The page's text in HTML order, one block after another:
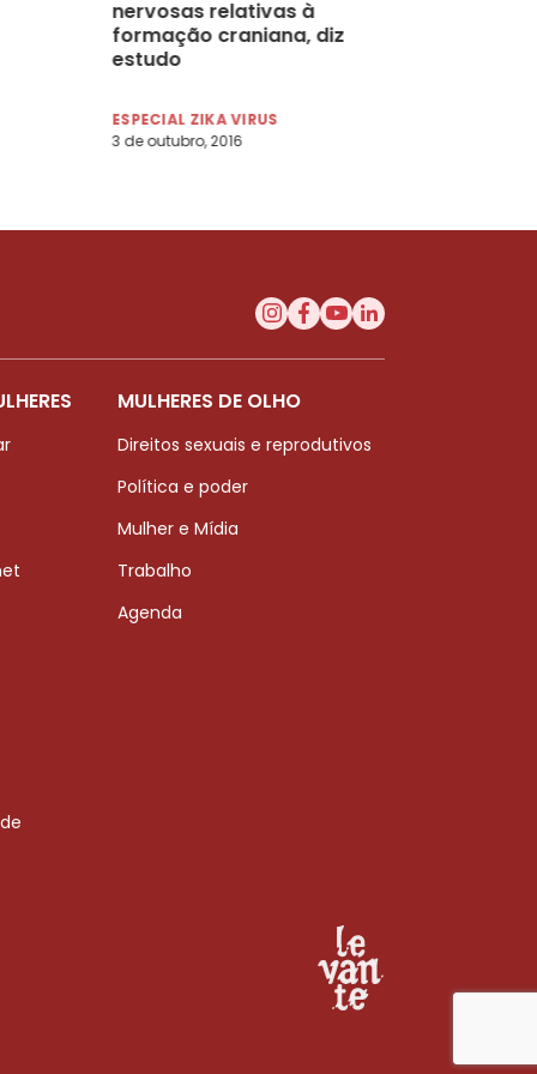
nervosas relativas à
formação craniana, diz
estudo
ESPECIAL ZIKA VIRUS
3 de outubro, 2016
MULHERES DE OLHO
Direitos sexuais e reprodutivos
Política e poder
Mulher e Mídia
Trabalho
Agenda